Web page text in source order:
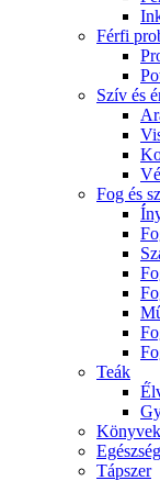
Férfi
Szív és
Fog és
Teák
Könyvek
Tápszer